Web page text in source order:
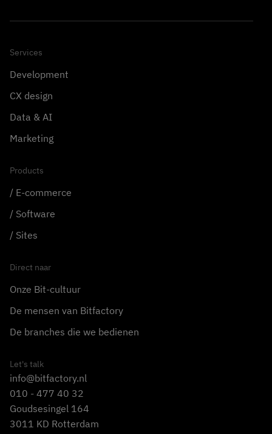
Services
Development
CX design
Data & AI
Marketing
Products
E-commerce
Software
Sites
Direct naar
Onze Bit-cultuur
De mensen van Bitfactory
De branches die we bedienen
Let's talk
info@bitfactory.nl
010 - 477 40 32
Goudsesingel 164
3011 KD Rotterdam